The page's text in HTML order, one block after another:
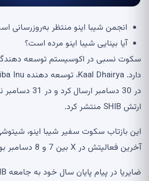
انجمن شیبا اینو منتظر به‌روزرسانی
آیا بینایی شیبا اینو مرده است؟
در 30 دسامبر
ارتش SHIB منتشر کرد.
این بازتاب سکوت سفیر شیبا اینو،
آخرین فعالیتش در X بین 7 و 8 دسامبر بود.